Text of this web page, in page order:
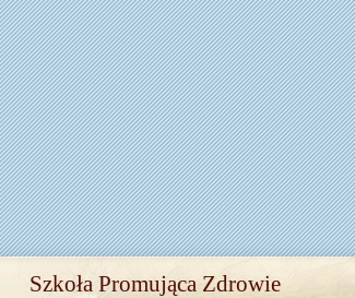
Szkoła Promująca Zdrowie